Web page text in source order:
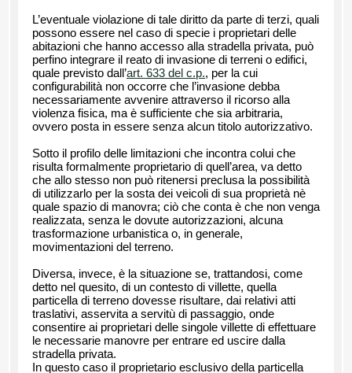
L’eventuale violazione di tale diritto da parte di terzi, quali
possono essere nel caso di specie i proprietari delle
abitazioni che hanno accesso alla stradella privata, può
perfino integrare il reato di invasione di terreni o edifici,
quale previsto dall’art. 633 del c.p., per la cui
configurabilità non occorre che l’invasione debba
necessariamente avvenire attraverso il ricorso alla
violenza fisica, ma è sufficiente che sia arbitraria,
ovvero posta in essere senza alcun titolo autorizzativo.
Sotto il profilo delle limitazioni che incontra colui che
risulta formalmente proprietario di quell’area, va detto
che allo stesso non può ritenersi preclusa la possibilità
di utilizzarlo per la sosta dei veicoli di sua proprietà nè
quale spazio di manovra; ciò che conta è che non venga
realizzata, senza le dovute autorizzazioni, alcuna
trasformazione urbanistica o, in generale,
movimentazioni del terreno.
Diversa, invece, è la situazione se, trattandosi, come
detto nel quesito, di un contesto di villette, quella
particella di terreno dovesse risultare, dai relativi atti
traslativi, asservita a servitù di passaggio, onde
consentire ai proprietari delle singole villette di effettuare
le necessarie manovre per entrare ed uscire dalla
stradella privata.
In questo caso il proprietario esclusivo della particella